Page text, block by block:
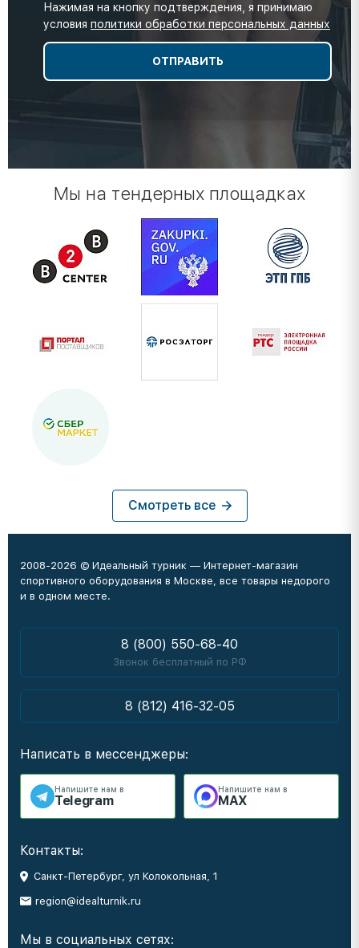
Нажимая на кнопку подтверждения, я принимаю
условия политики обработки персональных данных
Мы на тендерных площадках
Смотреть все
2008-2026 © Идеальный турник — Интернет-магазин
спортивного оборудования в Москве, все товары недорого
и в одном месте.
8 (800) 550-68-40
Звонок бесплатный по РФ
8 (812) 416-32-05
Написать в мессенджеры:
Напишите нам в
Telegram
Напишите нам в
MAX
Контакты:
Санкт-Петербург, ул Колокольная, 1
region@idealturnik.ru
Мы в социальных сетях: